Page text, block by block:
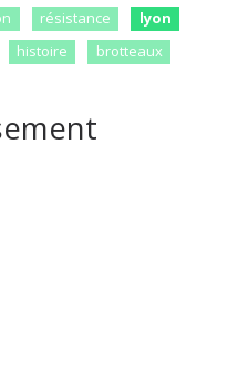
résistance
lyon
histoire brotteaux